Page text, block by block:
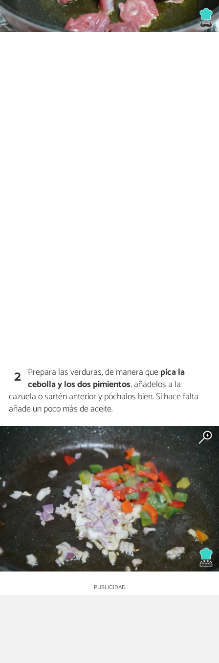
2 Prepara las verduras, de manera quepica la
cebolla y los dos pimientos, añádelos a la
cazuela o sartén anterior y póchalos bien. Si hace falta
añade un poco más de aceite.